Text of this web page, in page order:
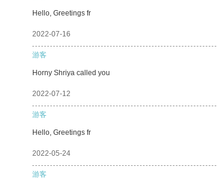
Hello, Greetings fr
2022-07-16
游客
Horny Shriya called you
2022-07-12
游客
Hello, Greetings fr
2022-05-24
游客